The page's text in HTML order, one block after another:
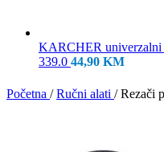
KARCHER univerzalni
339.0 44,90 KM
Početna / Ručni alati / Rezači